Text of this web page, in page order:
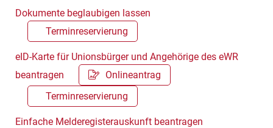
Dokumente beglaubigen lassen
Terminreservierung
eID-Karte für Unionsbürger und Angehörige des eWR
beantragen
Onlineantrag
Terminreservierung
Einfache Melderegisterauskunft beantragen